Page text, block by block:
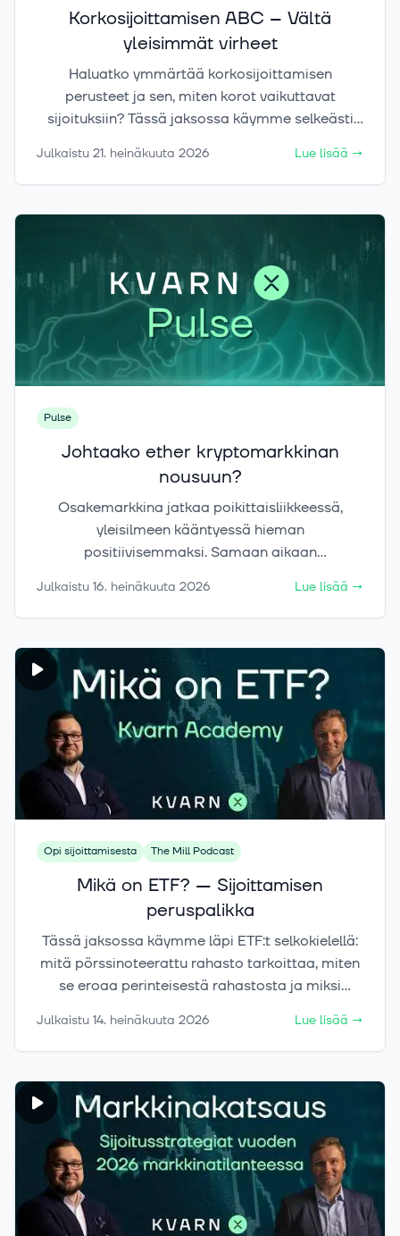
Korkosijoittamisen ABC – Vältä
yleisimmät virheet
Haluatko ymmärtää korkosijoittamisen
perusteet ja sen, miten korot vaikuttavat
sijoituksiin? Tässä jaksossa käymme selkeästi
muutokset vaikuttavat joukkolainojen arvoon ja
mitä sijoittajan kannattaa tietää ennen
myös joukkolainoista, kuponkikorosta,
markkinahinnasta, efektiivisestä tuotosta sekä
siitä, mitä eroa on valtionlainoilla, yrityslainoilla
ja High Yield -lainoilla. Lopuksi pohdimme
korkorahastojen ja korko-ETF roolia
sijoitussalkussa sekä sitä, kenelle ne sopivat.
Julkaistu 21. heinäkuuta 2026 Lue lisää →
Pulse
Johtaako ether kryptomarkkinan
nousuun?
Osakemarkkina jatkaa poikittaisliikkeessä,
yleisilmeen kääntyessä hieman
positiivisemmaksi. Samaan aikaan
johtaessa markkinaa ylöspäin.
Julkaistu 16. heinäkuuta 2026 Lue lisää →
Opi sijoittamisesta The Mill Podcast
Mikä on ETF? — Sijoittamisen
peruspalikka
Tässä jaksossa käymme läpi ETF:t selkokielellä:
mitä pörssinoteerattu rahasto tarkoittaa, miten
se eroaa perinteisestä rahastosta ja miksi
myös käytännön ymmärryksen siitä, miten ETF
voi auttaa hajauttamaan salkkua, pitämään
markkinoille. Jos ETF-terminologia on tuntunut
monimutkaiselta, tämä video tekee siitä helposti
ymmärrettävää.
Julkaistu 14. heinäkuuta 2026 Lue lisää →